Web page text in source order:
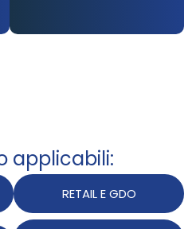
applicabili:
RETAIL E GDO